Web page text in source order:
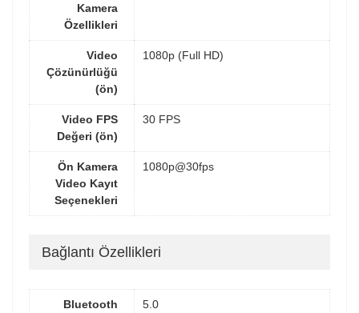
Kamera
Özellikleri
Video
Çözünürlüğü
(ön)
1080p (Full HD)
Video FPS
Değeri (ön)
30 FPS
Ön Kamera
Video Kayıt
Seçenekleri
1080p@30fps
Bağlantı Özellikleri
Bluetooth
5.0